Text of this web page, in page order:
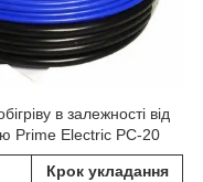
в залежності від
Prime Electric PC-20
Крок укладання